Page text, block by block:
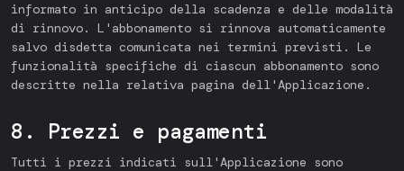
informato in anticipo della scadenza e delle modalità
di rinnovo. L'abbonamento si rinnova automaticamente
salvo disdetta comunicata nei termini previsti. Le
funzionalità specifiche di ciascun abbonamento sono
descritte nella relativa pagina dell'Applicazione.
8. Prezzi e pagamenti
Tutti i prezzi indicati sull'Applicazione sono